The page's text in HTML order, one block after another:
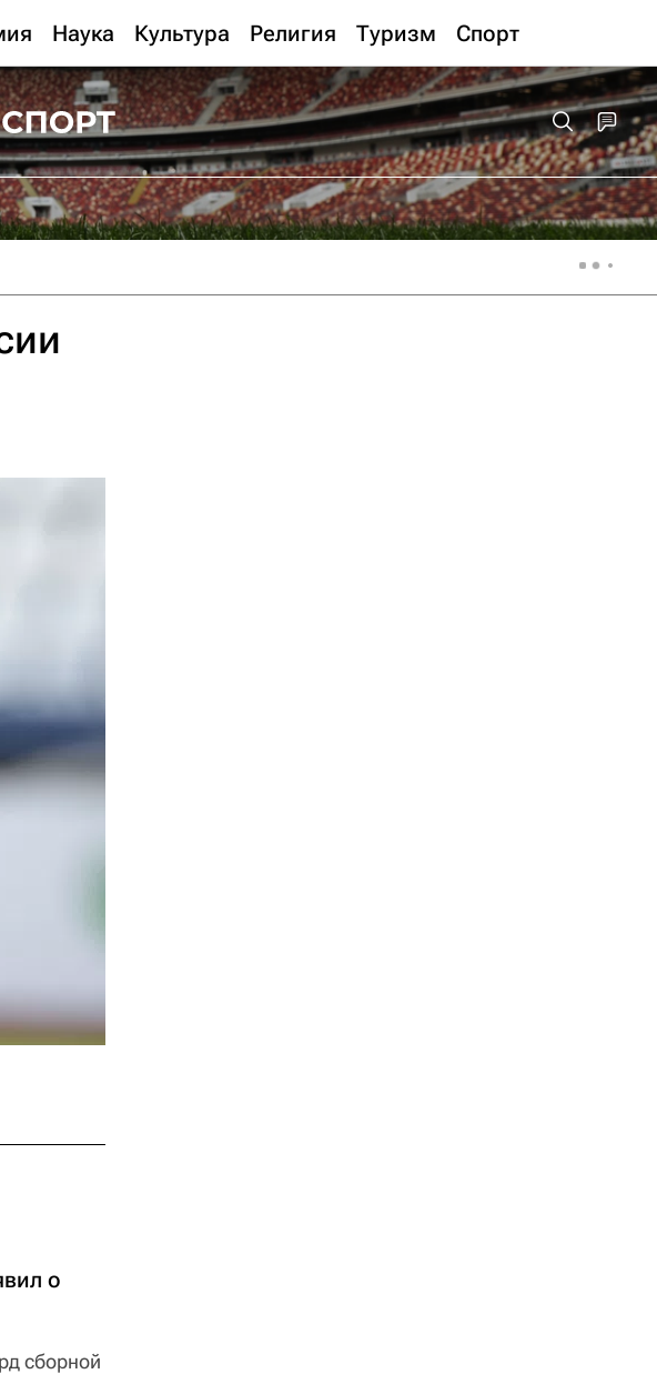
Наука Культура Религия Туризм Спорт
о
сборной